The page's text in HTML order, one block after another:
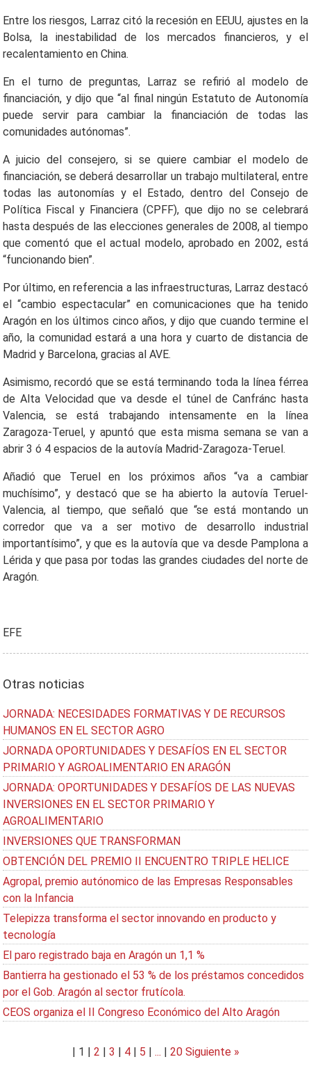
Entre los riesgos, Larraz citó la recesión en EEUU, ajustes en la
Bolsa, la inestabilidad de los mercados financieros, y el
recalentamiento en China.
En el turno de preguntas, Larraz se refirió al modelo de
financiación, y dijo que “al final ningún Estatuto de Autonomía
puede servir para cambiar la financiación de todas las
comunidades autónomas”.
A juicio del consejero, si se quiere cambiar el modelo de
financiación, se deberá desarrollar un trabajo multilateral, entre
todas las autonomías y el Estado, dentro del Consejo de
Política Fiscal y Financiera (CPFF), que dijo no se celebrará
hasta después de las elecciones generales de 2008, al tiempo
que comentó que el actual modelo, aprobado en 2002, está
“funcionando bien”.
Por último, en referencia a las infraestructuras, Larraz destacó
el “cambio espectacular” en comunicaciones que ha tenido
Aragón en los últimos cinco años, y dijo que cuando termine el
año, la comunidad estará a una hora y cuarto de distancia de
Madrid y Barcelona, gracias al AVE.
Asimismo, recordó que se está terminando toda la línea férrea
de Alta Velocidad que va desde el túnel de Canfránc hasta
Valencia, se está trabajando intensamente en la línea
Zaragoza-Teruel, y apuntó que esta misma semana se van a
abrir 3 ó 4 espacios de la autovía Madrid-Zaragoza-Teruel.
Añadió que Teruel en los próximos años “va a cambiar
muchísimo”, y destacó que se ha abierto la autovía Teruel-
Valencia, al tiempo, que señaló que “se está montando un
corredor que va a ser motivo de desarrollo industrial
importantísimo”, y que es la autovía que va desde Pamplona a
Lérida y que pasa por todas las grandes ciudades del norte de
Aragón.
EFE
Otras noticias
JORNADA: NECESIDADES FORMATIVAS Y DE RECURSOS
HUMANOS EN EL SECTOR AGRO
JORNADA OPORTUNIDADES Y DESAFÍOS EN EL SECTOR
PRIMARIO Y AGROALIMENTARIO EN ARAGÓN
JORNADA: OPORTUNIDADES Y DESAFÍOS DE LAS NUEVAS
INVERSIONES EN EL SECTOR PRIMARIO Y
AGROALIMENTARIO
INVERSIONES QUE TRANSFORMAN
OBTENCIÓN DEL PREMIO II ENCUENTRO TRIPLE HELICE
Agropal, premio autónomico de las Empresas Responsables
con la Infancia
Telepizza transforma el sector innovando en producto y
tecnología
El paro registrado baja en Aragón un 1,1 %
Bantierra ha gestionado el 53 % de los préstamos concedidos
por el Gob. Aragón al sector frutícola.
CEOS organiza el II Congreso Económico del Alto Aragón
| 1 | 2 | 3 | 4| 5 | ... | 20Siguiente »